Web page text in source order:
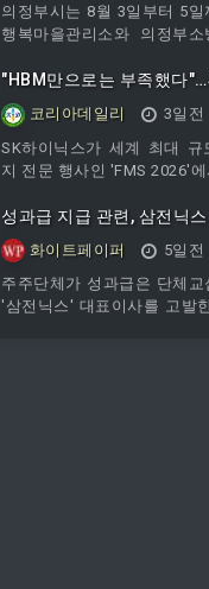
문화 콘텐츠를 함께 즐길 수
개의 먹거리 매대에서는 영주
이며, 버스킹 공연과 체험 프
한다. 시민과 관광객 모두가
매력을 즐길 수 있을
의정부시는 8월 3일부터 5
행복마을관리소와 의정부소
설치 사업’을 추진했다고 밝
기 행복마을관리소 지역특색
재에 취약한 독거노인 가구
위해 마련됐다. 화재감지기
방안전시설을 설치해 화재
점을 뒀다.행복마을관리소는
1‧2동 독거노인 가구를 대
점검표를 활용해 소방안
"HBM만으로는 부족했다
개한 AI 메모리의 '새 해법'
코리아데일리
3일전
SK하이닉스가 세계 최대 규
지 전문 행사인 'FMS 2026'에
공개하며 AI 메모리 시장 주
일 SK하이닉스에 따르면
부터 6일까지 미국 캘리포니
벤션센터에서 개최됐으며,
토리지 업계 관계자와 AI 전
성과급 지급 관련, 삼전닉
찰 수사 돌입
화이트페이퍼
5일전
주주단체가 성과급은 단체
'삼전닉스' 대표이사를 고발